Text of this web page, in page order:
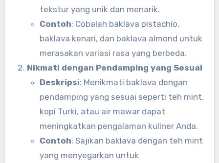
tekstur yang unik dan menarik.
Contoh: Cobalah baklava pistachio,
baklava kenari, dan baklava almond untuk
merasakan variasi rasa yang berbeda.
Nikmati dengan Pendamping yang Sesuai
Deskripsi: Menikmati baklava dengan
pendamping yang sesuai seperti teh mint,
kopi Turki, atau air mawar dapat
meningkatkan pengalaman kuliner Anda.
Contoh: Sajikan baklava dengan teh mint
yang menyegarkan untuk